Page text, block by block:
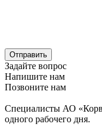
Отправить
Задайте вопрос
Напишите нам
Позвоните нам
Специалисты АО
одного рабочего дня.